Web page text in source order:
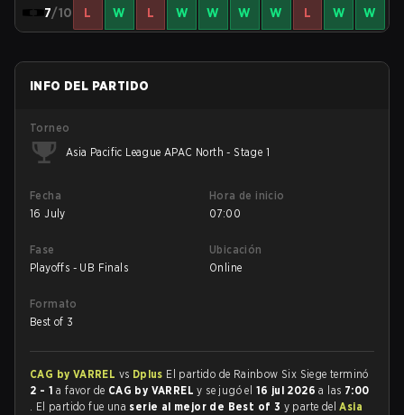
7/10 L W L W W W W L W W
INFO DEL PARTIDO
Torneo
Asia Pacific League APAC North - Stage 1
Fecha
16 July
Hora de inicio
07:00
Fase
Playoffs - UB Finals
Ubicación
Online
Formato
Best of 3
CAG by VARREL vs Dplus El partido de Rainbow Six Siege terminó
2 - 1 a favor de CAG by VARRELy se jugó el 16 jul 2026a las 7:00
. El partido fue una serie al mejor de Best of 3 y parte delAsia